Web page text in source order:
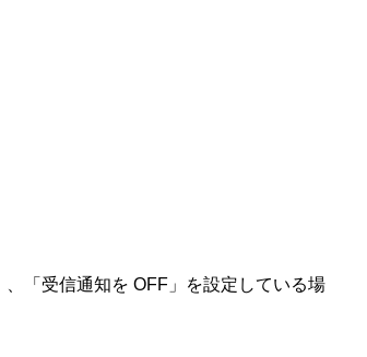
「受信通知を OFF 」を設定している場